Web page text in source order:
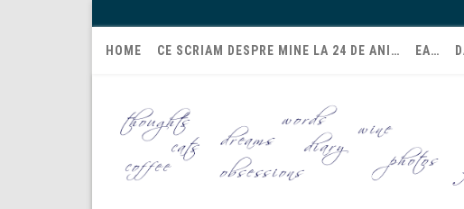
HOME CE SCRIAM DESPRE MINE LA 24 DE ANI… EA…